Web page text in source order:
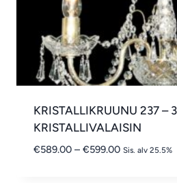
KRISTALLIKRUUNU 237 –
KRISTALLIVALAISIN
€589.00 – €599.00Hintaluokka:
Sis. alv 25.5%